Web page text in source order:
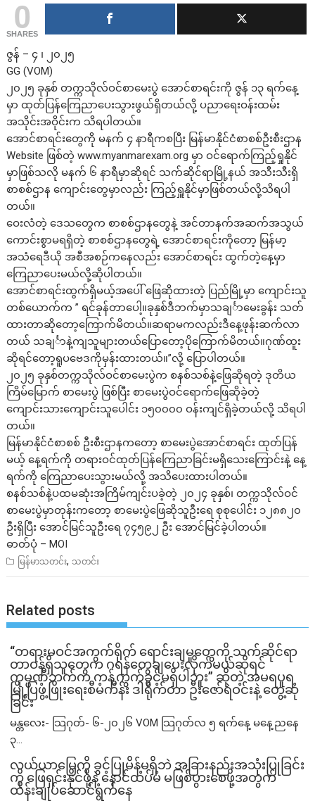
0
SHARES
ဇွန် – ၄ ၊ ၂၀၂၅
GG (VOM)
၂၀၂၅ ခုနှစ် တက္ကသိုလ်ဝင်စာမေးပွဲ အောင်စာရင်းကို ဇွန် ၁၃ ရက်နေ့
မှာ ထုတ်ပြန်ကြေညာပေးသွားဖွယ်ရှိတယ်လို့ ပညာရေးဝန်းထမ်း
အသိုင်းအဝိုင်းက သိရပါတယ်။
အောင်စာရင်းတွေကို မနက် ၄ နာရီကစပြီး မြန်မာနိုင်ငံစာစစ်ဦးစီးဌာန
Website ဖြစ်တဲ့www.myanmarexam.org မှာ ဝင်ရောက်ကြည့်ရှုနိုင်
မှာဖြစ်သလို မနက် ၆ နာရီမှာဆိုရင် သက်ဆိုင်ရာမြို့နယ် အသီးသီးရှိ
စာစစ်ဌာန ကျောင်းတွေမှာလည်း ကြည့်ရှူနိုင်မှာဖြစ်တယ်လို့သိရပါ
တယ်။
ဝေးလံတဲ့ ဒေသတွေက စာစစ်ဌာနတွေနဲ့ အင်တာနက်အဆက်အသွယ်
ကောင်းစွာမရရှိတဲ့ စာစစ်ဌာနတွေရဲ့ အောင်စာရင်းကိုတော့ မြန်မာ့
အသံရေဒီယို အစီအစဉ်ကနေလည်း အောင်စာရင်း ထွက်တဲ့နေ့မှာ
ကြေညာပေးမယ်လို့ဆိုပါတယ်။
အောင်စာရင်းထွက်ရှိမယ့်အပေါ် ဖြေဆိုထားတဲ့ ပြည်မြို့မှာ ကျောင်းသူ
တစ်ယောက်က ” ရင်ခုန်တာပေါ့။ခုနှစ်ဒီဘက်မှာသချင်္ာမေးခွန်း သတ်
ထားတာဆိုတော့ကြောက်မိတယ်။ဆရာမကလည်းဒီနေ့ဖုန်းဆက်လာ
တယ် သချင်္ာနဲ့ကျသူများတယ်ပြောတော့ပိုကြောက်မိတယ်။ဂုဏ်ထူး
ဆိုရင်တော့ရူပဗေဒကိုမှန်းထားတယ်။”လို့ ပြောပါတယ်။
၂၀၂၅ ခုနှစ်တက္ကသိုလ်ဝင်စာမေးပွဲက စနစ်သစ်နဲ့ဖြေဆိုရတဲ့ ဒုတိယ
ကြိမ်မြောက် စာမေးပွဲ ဖြစ်ပြီး စာမေးပွဲဝင်ရောက်ဖြေဆိုခဲ့တဲ့
ကျောင်းသားကျောင်းသူပေါင်း ၁၅၀၀၀၀ ဝန်းကျင်ရှိခဲ့တယ်လို့ သိရပါ
တယ်။
မြန်မာနိုင်ငံစာစစ် ဦးစီးဌာနက‌တော့ စာမေးပွဲအောင်စာရင်း ထုတ်ပြန်
မယ့် နေ့ရက်ကို တရားဝင်ထုတ်ပြန်ကြေညာခြင်းမရှိသေးကြောင်းနဲ့ နေ့
ရက်ကို ကြေညာပေးသွားမယ်လို့ အသိပေးထားပါတယ်။
စနစ်သစ်နဲ့ပထမဆုံးအကြိမ်ကျင်းပခဲ့တဲ့ ၂၀၂၄ ခုနှစ်၊ တက္ကသိုလ်ဝင်
စာမေးပွဲမှာတုန်းကတော့ စာမေးပွဲဖြေဆိုသူဦးရေ စုစုပေါင်း ၁၂၈၈၂၀
ဦးရှိပြီး အောင်မြင်သူဦးရေ ၇၄၅၉၂ ဦး အောင်မြင်ခဲ့ပါတယ်။
ဓာတ်ပုံ – MOI
မြန်မာသတင်း, သတင်း
Related posts
“တရားမဝင်အကွက်ရိုက် ရောင်းချမှုတွေကို သက်ဆိုင်ရာ
တာဝန်ရှိသူတွေက ဂရန်တွေချပေးလိုက်မယ်ဆိုရင်
ကုမ္ပဏီဘက်က ကန့်ကွက်ခွင့်မရှိပါဘူး” ဆိုတဲ့ အမရပူရ
မြို့ပြဖွံ့ဖြိုးရေးစီမံကိန်း ဒါရိုက်တာ ဦးဇော်ရဲဝင်းနဲ့ တွေ့ဆုံ
ခြင်း
မန္တလေး- သြဂုတ်- ၆-၂၀၂၆ VOM သြဂုတ်လ ၅ ရက်နေ့ မနေ့ညနေ
၃...
လယ်ယာမြေကို ခွင့်ပြုမိန့်မရှိဘဲ အခြားနည်းအသုံးပြုခြင်း
ကို ဖြေရှင်းနိုင်ဖို့နဲ့ နောင်ထပ်မံ မဖြစ်ပွားစေဖို့အတွက်
ထိန်းချုပ်ဆောင်ရွက်နေ